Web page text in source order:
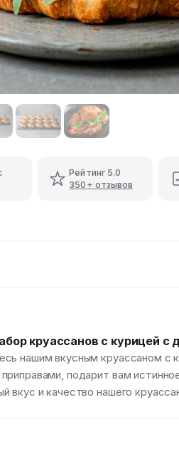
Рейтинг 5.0
350+ отзывов
круассанов с курицей с
нашим вкусным круассаном с
подарит вам
вкус и качество нашего